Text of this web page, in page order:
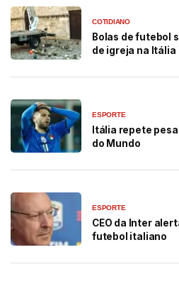
COTIDIANO
Bolas de futebol
de igreja na Itália
ESPORTE
Itália repete
do Mundo
ESPORTE
CEO da Inter
futebol italiano